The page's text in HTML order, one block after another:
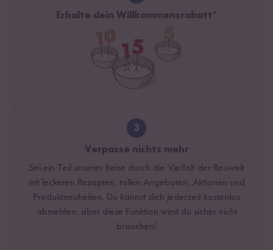
Erhalte dein Willkommensrabatt*
3
Verpasse nichts mehr
Sei ein Teil unserer Reise durch die Vielfalt der Reiswelt
mit leckeren Rezepten, tollen Angeboten, Aktionen und
Produktneuheiten. Du kannst dich jederzeit kostenlos
abmelden, aber diese Funktion wirst du sicher nicht
brauchen!